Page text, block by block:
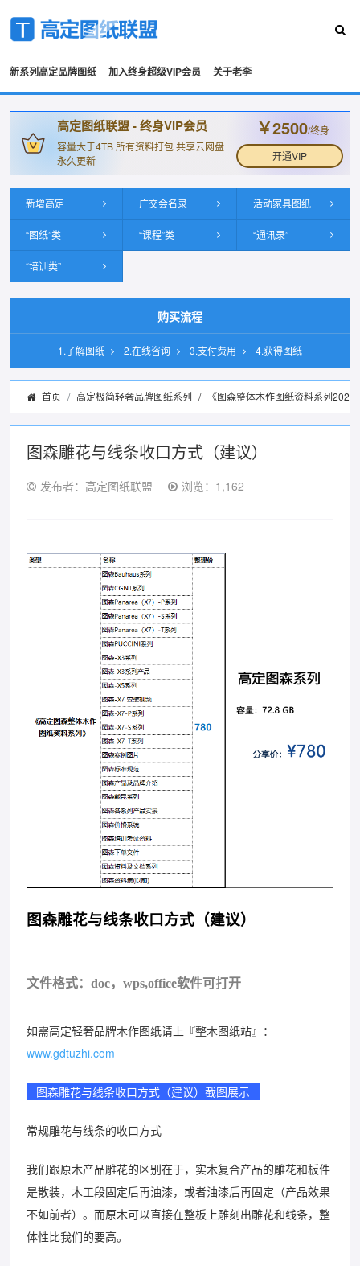
新系列高定品牌图纸 加入终身超级VIP会员 关于老李
高定图纸联盟 - 终身VIP会员
容量大于4TB 所有资料打包 共享云网盘
永久更新
￥2500/终身
开通VIP
新增高定 广交会名录 活动家具图纸
“图纸”类 “课程”类 “通讯录”
“培训类”
购买流程
1.了解图纸 2.在线咨询 3.支付费用 4.获得图纸
首页 高定极简轻奢品牌图纸系列 / 《图森整体木作图纸资料系列2022
图森雕花与线条收口方式（建议）
发布者：高定图纸联盟 浏览：1,162
图森雕花与线条收口方式（建议）
文件格式：doc，wps,office软件可打开
如需高定轻奢品牌木作图纸请上『整木图纸站』：
www.gdtuzhi.com
图森雕花与线条收口方式（建议）截图展示
常规雕花与线条的收口方式
我们跟原木产品雕花的区别在于，实木复合产品的雕花和板件
是散装，木工段固定后再油漆，或者油漆后再固定（产品效果
不如前者）。而原木可以直接在整板上雕刻出雕花和线条，整
体性比我们的要高。